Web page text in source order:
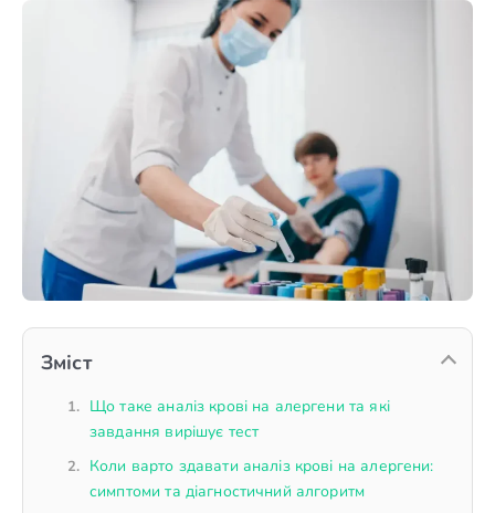
Зміст
Що таке аналіз крові на алергени та які
завдання вирішує тест
Коли варто здавати аналіз крові на алергени:
симптоми та діагностичний алгоритм